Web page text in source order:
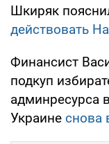
Шкиряк
действовать
Финансист
подкуп
админресурса
Украине снова